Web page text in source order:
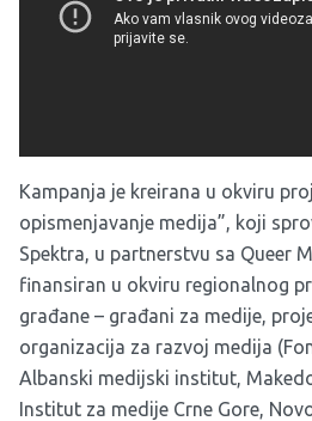
Kampanja je kreirana u okviru
opismenjavanje medija”, koji
Spektra, u partnerstvu sa Queer
finansiran u okviru regionalnog
građane – građani za medije,
organizacija za razvoj medija
Albanski medijski institut,
Institut za medije Crne Gore,